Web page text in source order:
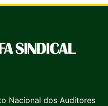
Nacional dos Auditores